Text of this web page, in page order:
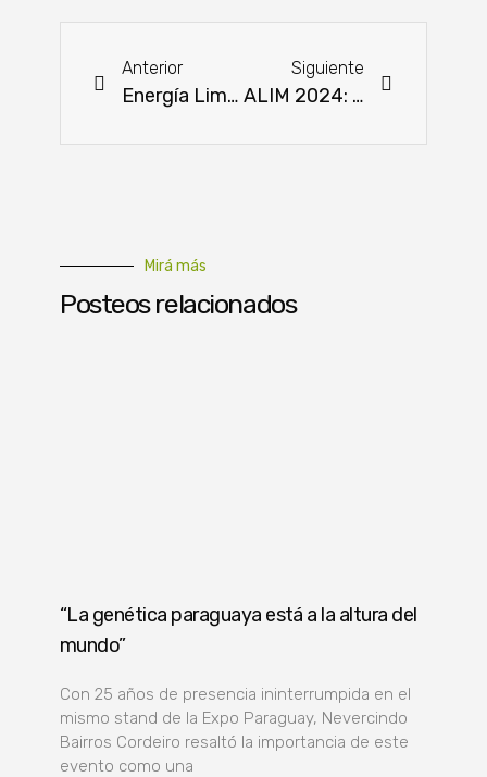
Anterior
Energía Limpia: el camino de Paraguay hacia un futuro sostenible y autosuficiente
Siguiente
ALIM 2024: expertos analizaron el futuro de la industria molinera
Mirá más
Posteos relacionados
“La genética paraguaya está a la altura del
mundo”
Con 25 años de presencia ininterrumpida en el
mismo stand de la Expo Paraguay, Nevercindo
Bairros Cordeiro resaltó la importancia de este
evento como una